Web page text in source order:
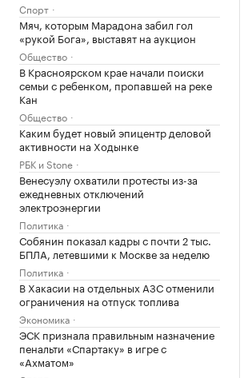
Спорт
Мяч, которым Марадона забил гол
«рукой Бога», выставят на аукцион
Общество
В Красноярском крае начали поиски
семьи с ребенком, пропавшей на реке
Кан
Общество
Каким будет новый эпицентр деловой
активности на Ходынке
РБК и Stone
Венесуэлу охватили протесты из-за
ежедневных отключений
электроэнергии
Политика
Собянин показал кадры с почти 2 тыс.
БПЛА, летевшими к Москве за неделю
Политика
В Хакасии на отдельных АЗС отменили
ограничения на отпуск топлива
Экономика
ЭСК признала правильным назначение
пенальти «Спартаку» в игре с
«Ахматом»